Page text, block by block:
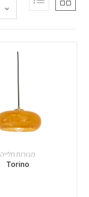
מנורות תלייה
Torino